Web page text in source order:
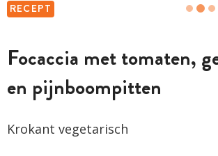
RECEPT
Focaccia met tomaten,
en pijnboompitten
Krokant vegetarisch